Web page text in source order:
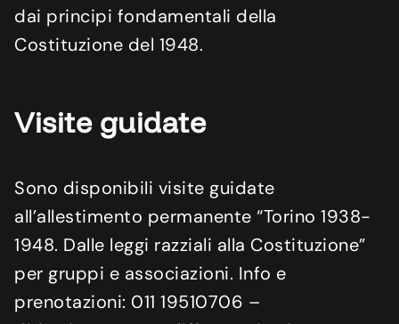
dai principi fondamentali della
Costituzione del 1948.
Visite guidate
Sono disponibili visite guidate
all’allestimento permanente “Torino 1938-
1948. Dalle leggi razziali alla Costituzione”
per gruppi e associazioni. Info e
prenotazioni: 011 19510706 –